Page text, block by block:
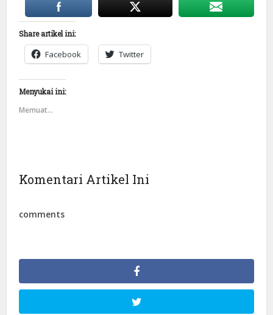
Share artikel ini:
Facebook Twitter
Menyukai ini:
Memuat...
Komentari Artikel Ini
comments